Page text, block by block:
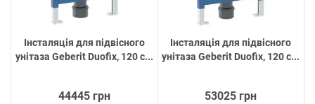
Інсталяція для підвісного
унітаза Geberit Duofix, 120 с...
44445 грн
Інсталяція для підвісного
унітаза Geberit Duofix, 120 с...
53025 грн